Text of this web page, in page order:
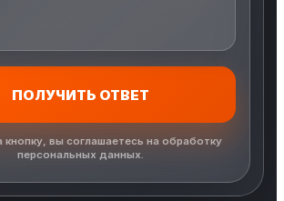
ПОЛУЧИТЬ ОТВЕТ
кнопку, вы соглашаетесь на обработку
персональных данных.